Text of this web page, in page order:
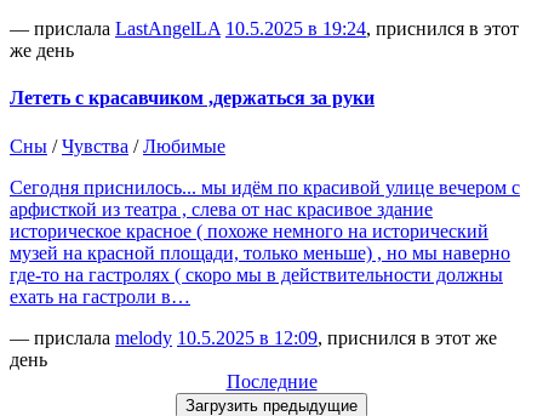
— прислала LastAngelLA 10.5.2025 в 19:24, приснился в этот
же день
Лететь с красавчиком ,держаться за руки
Сны /Чувства /Любимые
Сегодня приснилось... мы идём по красивой улице вечером с
арфисткой из театра , слева от нас красивое здание
историческое красное ( похоже немного на исторический
музей на красной площади, только меньше) , но мы наверно
где-то на гастролях ( скоро мы в действительности должны
ехать на гастроли в…
— прислала melody 10.5.2025 в 12:09, приснился в этот же
день
Последние
Загрузить предыдущие